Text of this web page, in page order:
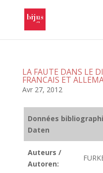
LA FAUTE DANS LE
FRANCAIS ET
Avr 27, 2012
Données
Daten
Auteurs /
Autoren: